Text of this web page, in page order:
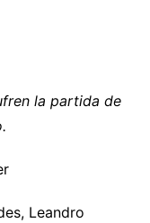
la partida de
Leandro